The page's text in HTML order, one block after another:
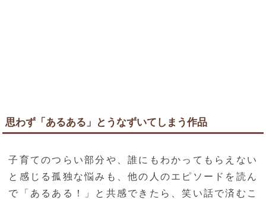
思わず「あるある」とうなずいてしまう作品
子育てのつらい部分や、誰にもわかってもらえない
と感じる孤独な悩みも、他の人のエピソードを読ん
で「あるある！」と共感できたら、笑い話で済むこ